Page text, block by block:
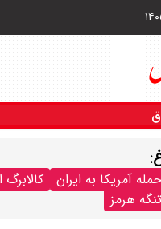
حمله آمریکا به ایران
کالابرگ
تنگه هرمز